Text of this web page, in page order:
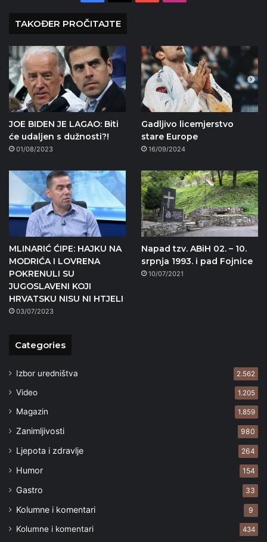
TAKOĐER PROČITAJTE
JOE BIDEN JE LAGAO: Biti
će udaljen s dužnosti?!
01/08/2023
Gadljivo licemjerstvo
stare Europe
16/09/2024
MLINARIĆ ĆIPE: HAJKU NA
MODRIĆA I LOVRENA
POKRENULI SU
JUGOSLAVENI KOJI
HRVATSKU NISU NI HTJELI
03/07/2023
Napad tzv. ABiH 02. – 10.
srpnja 1993. i pad Fojnice
10/07/2021
Categories
Izbor uredništva 2.562
Video 1.205
Magazin 1.859
Zanimljivosti 980
Ljepota i zdravlje 264
Humor 154
Gastro 33
Kolumne i komentari 9
Kolumne i komentari 434